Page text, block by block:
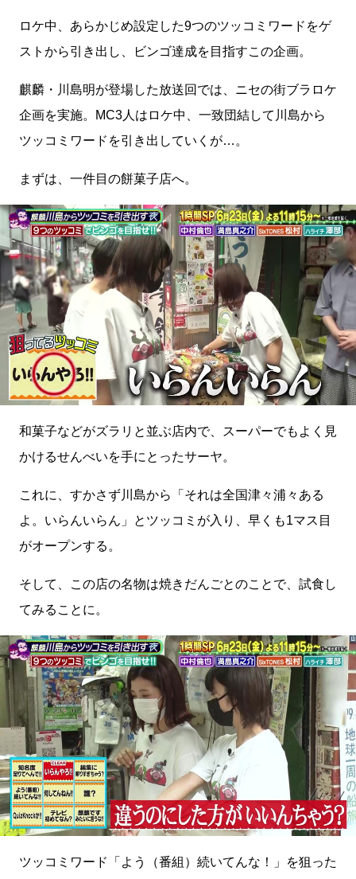
ロケ中、あらかじめ設定した9つのツッコミワードをゲ
ストから引き出し、ビンゴ達成を目指すこの企画。
麒麟・川島明が登場した放送回では、ニセの街ブラロケ
企画を実施。MC3人はロケ中、一致団結して川島から
ツッコミワードを引き出していくが…。
まずは、一件目の餅菓子店へ。
和菓子などがズラリと並ぶ店内で、スーパーでもよく見
かけるせんべいを手にとったサーヤ。
これに、すかさず川島から「それは全国津々浦々ある
よ。いらんいらん」とツッコミが入り、早くも1マス目
がオープンする。
そして、この店の名物は焼きだんごとのことで、試食し
てみることに。
ツッコミワード「よう（番組）続いてんな！」を狙った